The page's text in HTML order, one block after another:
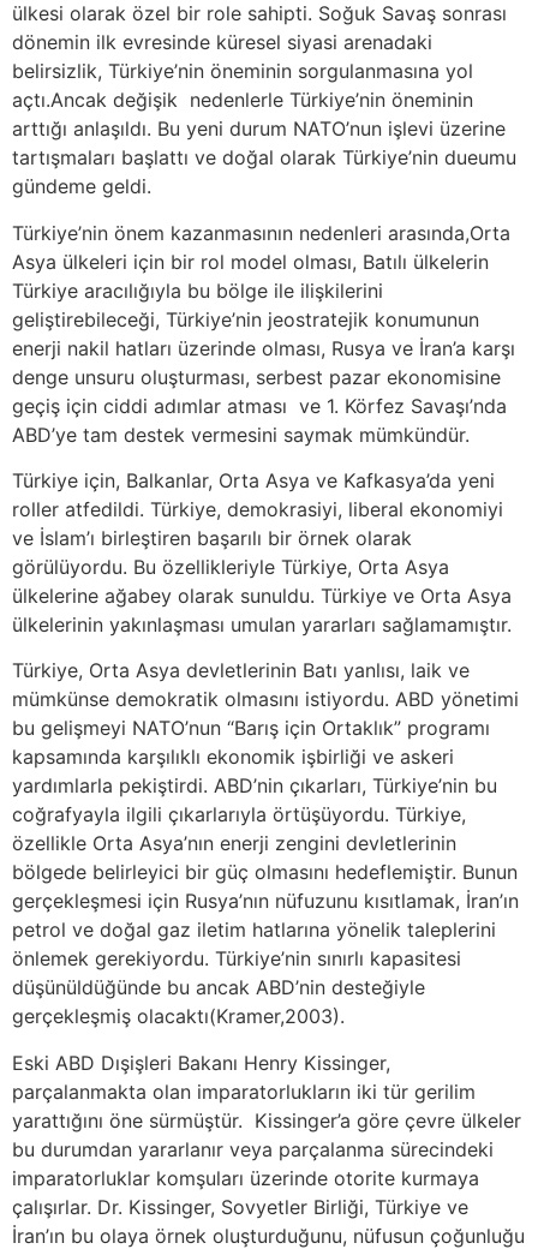
ülkesi olarak özel bir role sahipti. Soğuk Savaş sonrası
dönemin ilk evresinde küresel siyasi arenadaki
belirsizlik, Türkiye’nin öneminin sorgulanmasına yol
açtı.Ancak değişik nedenlerle Türkiye’nin öneminin
arttığı anlaşıldı. Bu yeni durum NATO’nun işlevi üzerine
tartışmaları başlattı ve doğal olarak Türkiye’nin dueumu
gündeme geldi.
Türkiye’nin önem kazanmasının nedenleri arasında,Orta
Asya ülkeleri için bir rol model olması, Batılı ülkelerin
Türkiye aracılığıyla bu bölge ile ilişkilerini
geliştirebileceği, Türkiye’nin jeostratejik konumunun
enerji nakil hatları üzerinde olması, Rusya ve İran’a karşı
denge unsuru oluşturması, serbest pazar ekonomisine
geçiş için ciddi adımlar atması ve 1. Körfez Savaşı’nda
ABD’ye tam destek vermesini saymak mümkündür.
Türkiye için, Balkanlar, Orta Asya ve Kafkasya’da yeni
roller atfedildi. Türkiye, demokrasiyi, liberal ekonomiyi
ve İslam’ı birleştiren başarılı bir örnek olarak
görülüyordu. Bu özellikleriyle Türkiye, Orta Asya
ülkelerine ağabey olarak sunuldu. Türkiye ve Orta Asya
ülkelerinin yakınlaşması umulan yararları sağlamamıştır.
Türkiye, Orta Asya devletlerinin Batı yanlısı, laik ve
mümkünse demokratik olmasını istiyordu. ABD yönetimi
bu gelişmeyi NATO’nun “Barış için Ortaklık” programı
kapsamında karşılıklı ekonomik işbirliği ve askeri
yardımlarla pekiştirdi. ABD’nin çıkarları, Türkiye’nin bu
coğrafyayla ilgili çıkarlarıyla örtüşüyordu. Türkiye,
özellikle Orta Asya’nın enerji zengini devletlerinin
bölgede belirleyici bir güç olmasını hedeflemiştir. Bunun
gerçekleşmesi için Rusya’nın nüfuzunu kısıtlamak, İran’ın
petrol ve doğal gaz iletim hatlarına yönelik taleplerini
önlemek gerekiyordu. Türkiye’nin sınırlı kapasitesi
düşünüldüğünde bu ancak ABD’nin desteğiyle
gerçekleşmiş olacaktı(Kramer,2003).
Eski ABD Dışişleri Bakanı Henry Kissinger,
parçalanmakta olan imparatorlukların iki tür gerilim
yarattığını öne sürmüştür. Kissinger’a göre çevre ülkeler
bu durumdan yararlanır veya parçalanma sürecindeki
imparatorluklar komşuları üzerinde otorite kurmaya
çalışırlar. Dr. Kissinger, Sovyetler Birliği, Türkiye ve
İran’ın bu olaya örnek oluşturduğunu, nüfusun çoğunluğu